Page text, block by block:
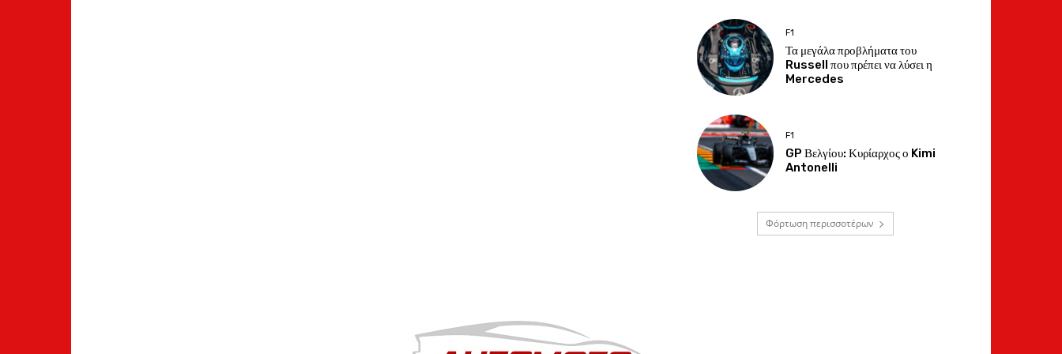
F1
Τα μεγάλα προβλήματα του
Russell που πρέπει να λύσει η
Mercedes
F1
GP Βελγίου: Κυρίαρχος ο Kimi
Antonelli
Φόρτωση περισσοτέρων